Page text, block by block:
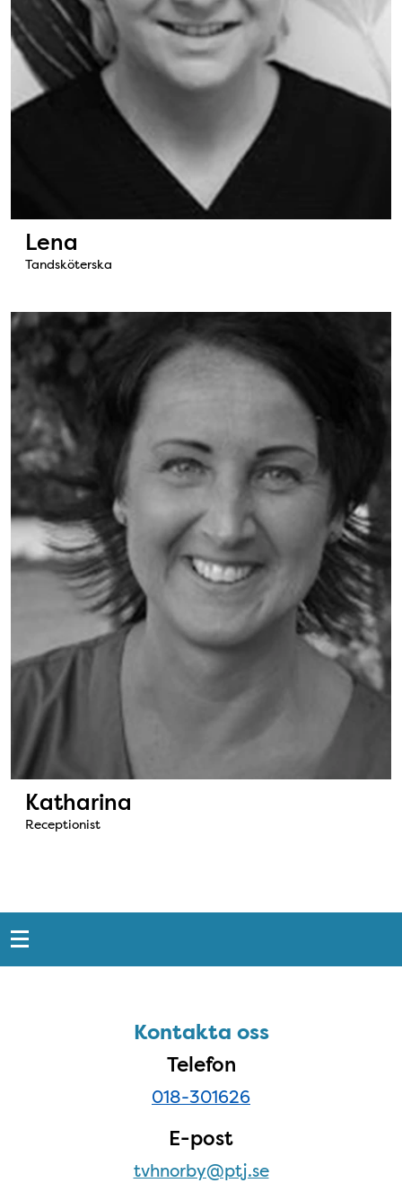
Lena
Tandsköterska
Bild: Katharina
Katharina
Receptionist
Snabblänkar
Kontakta ossKontakta oss
Telefon
018-301626
E-post
tvhnorby@ptj.se